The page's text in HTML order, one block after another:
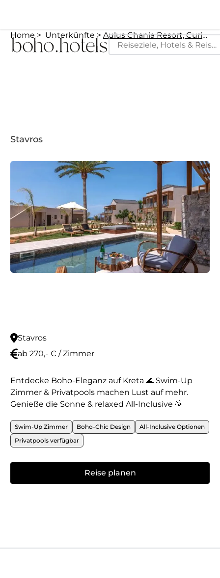
Home Unterkünfte Aulus Chania Resort, Curio Collection by Hilton
Stavros
Stavros
ab 270,- € / Zimmer
Entdecke Boho-Eleganz auf Kreta 🌊 Swim-Up
Zimmer & Privatpools machen Lust auf mehr.
Genieße die Sonne & relaxed All-Inclusive 🌞
Swim-Up Zimmer Boho-Chic Design
All-Inclusive Optionen
Privatpools verfügbar
Reise planen